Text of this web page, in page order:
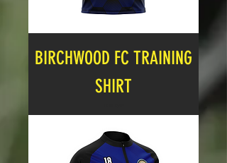
BIRCHWOOD FC TRAINING
SHIRT